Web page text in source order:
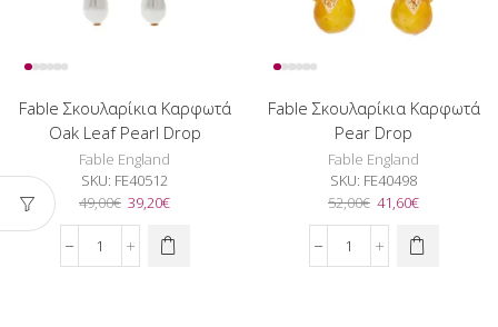
Fable Σκουλαρίκια Καρφωτά
Oak Leaf Pearl Drop
Fable England
SKU: FE40512
49,00€ Original
price
was:
49,00€.
39,20€Η
τιμή
Fable
Fable Σκουλαρίκια Καρφωτά
Pear Drop
Fable England
SKU: FE40498
52,00€ Original
price
was:
52,00€.
41,60€Η
τιμή
Fable